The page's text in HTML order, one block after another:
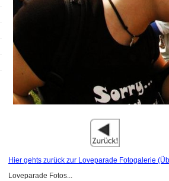
Hier gehts zurück zur Loveparade Fotogalerie
Loveparade Fotos...